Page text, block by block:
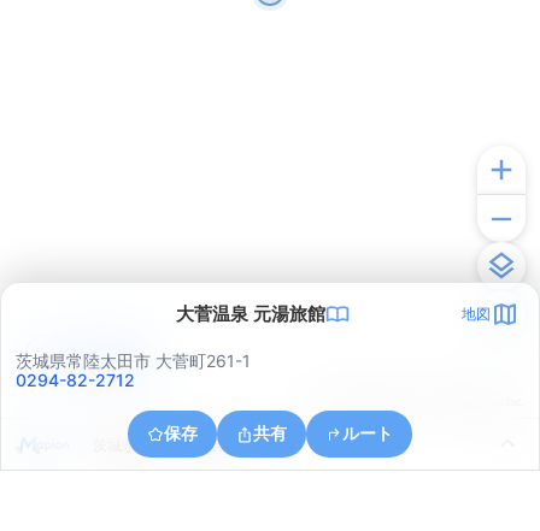
大菅温泉 元湯旅館 地図
茨城県常陸太田市 大菅町261-1
0294-82-2712
保存 共有 ルート
茨城県日立市下深荻町
アプリで見る